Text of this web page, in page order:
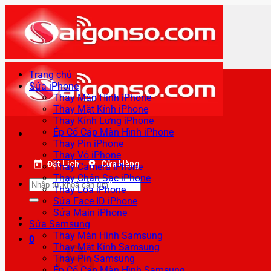
qua
nội
dung
Đặt Lịch Cửa Hàng
Tìm
kiếm:
0
Trang chủ
Sửa iPhone
Thay Màn Hình iPhone
Thay Mặt Kính iPhone
Thay Kính Lưng iPhone
Ép Cổ Cáp Màn Hình iPhone
Thay Pin iPhone
Thay Vỏ iPhone
Thay Camera iPhone
Thay Chân Sạc iPhone
Thay Loa iPhone
Sửa Face ID iPhone
Sửa Main iPhone
Sửa Samsung
Thay Màn Hình Samsung
Thay Mặt Kính Samsung
Thay Pin Samsung